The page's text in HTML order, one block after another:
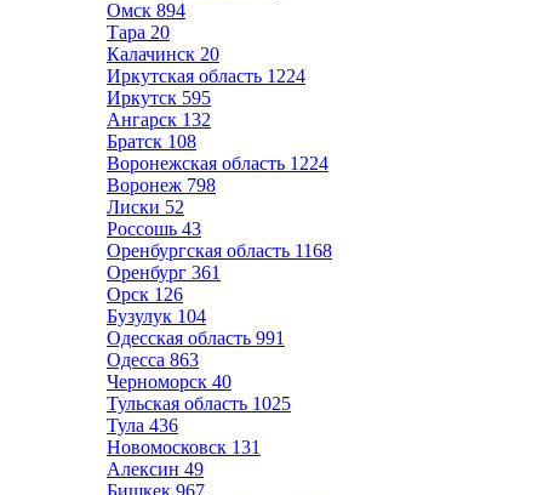
Омск 894
Тара 20
Калачинск 20
Иркутская область 1224
Иркутск 595
Ангарск 132
Братск 108
Воронежская область 1224
Воронеж 798
Лиски 52
Россошь 43
Оренбургская область 1168
Оренбург 361
Орск 126
Бузулук 104
Одесская область 991
Одесса 863
Черноморск 40
Тульская область 1025
Тула 436
Новомосковск 131
Алексин 49
Бишкек 967